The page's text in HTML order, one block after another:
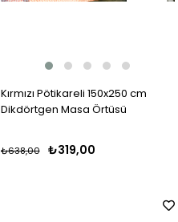
Kırmızı Pötikareli 150x250 cm
Dikdörtgen Masa Örtüsü
₺319,00
₺638,00